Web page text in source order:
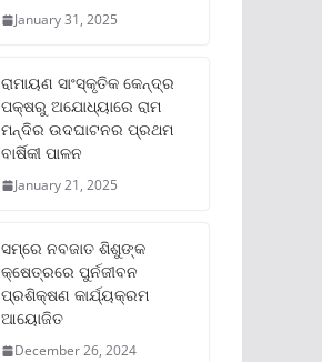
January 31, 2025
ରାମାୟଣ ସାଂସ୍କୃତିକ କେନ୍ଦ୍ର
ପକ୍ଷରୁ ଅଯୋଧ୍ୟାରେ ରାମ
ମନ୍ଦିର ଉଦଘାଟନର ପ୍ରଥମ
ବାର୍ଷିକୀ ପାଳନ
January 21, 2025
ସମ୍‌ରେ ନବଜାତ ଶିଶୁଙ୍କ
କ୍ଷେତ୍ରରେ ପୁର୍ନଜୀବନ
ପ୍ରଶିକ୍ଷଣ କାର୍ଯ୍ୟକ୍ରମ
ଆୟୋଜିତ
December 26, 2024